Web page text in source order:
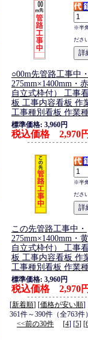
※半
ださ
○00m先管路工事中
275mm×1400mm・
自立式枠付） 工事
板 工事内容看板 作
工事種別看板 作業
標準価格: 3,960円
税込価格 2,970
※半
ださ
この先管路工事中・
275mm×1400mm・
自立式枠付） 工事
板 工事内容看板 作
工事種別看板 作業
標準価格: 3,960円
税込価格 2,970
[新着順] [価格が安い順]
361件～390件（全763件
<<前の30件 [4] [5] [